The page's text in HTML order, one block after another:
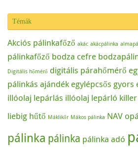
Témák
Akciós pálinkafőző akác akácpálinka
pálinkafőző bodza cefre
Digitális hőmérő digitális párahőmérő
pálinkás ajándék egylépcsős gyors
illóolaj lepárlás illóolaj lepárló
liebig hűtő Máklikőr Mákos pálinka NAV
pálinka pálinka pálinka adó